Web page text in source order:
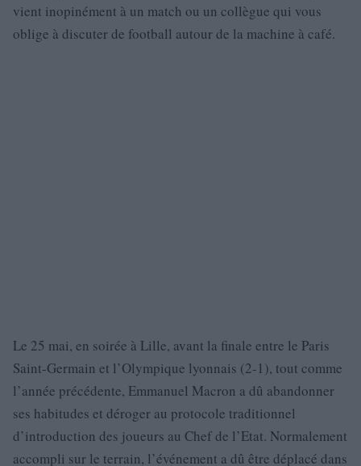
vient inopinément à un match ou un collègue qui vous
oblige à discuter de football autour de la machine à café.
Le 25 mai, en soirée à Lille, avant la finale entre le Paris
Saint-Germain et l’Olympique lyonnais (2-1), tout comme
l’année précédente, Emmanuel Macron a dû abandonner
ses habitudes et déroger au protocole traditionnel
d’introduction des joueurs au Chef de l’Etat. Normalement
accompli sur le terrain, l’événement a dû être déplacé dans